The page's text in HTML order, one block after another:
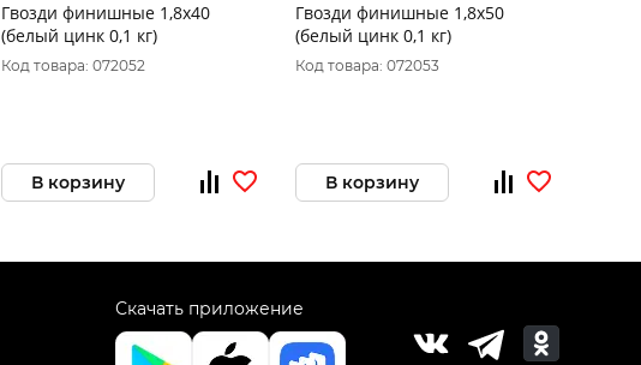
Гвозди финишные 1,8x40
(белый цинк 0,1 кг)
Код товара: 072052
В корзину
Гвозди финишные 1,8x50
(белый цинк 0,1 кг)
Код товара: 072053
В корзину
Скачать приложение